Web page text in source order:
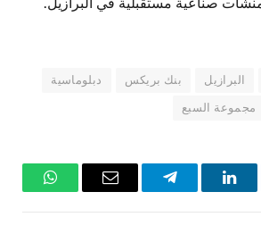
البرازيل بنك بريكس دبلوماسية
مجموعة السبع
لينكدإن تيلقرام
البريد
واتساب